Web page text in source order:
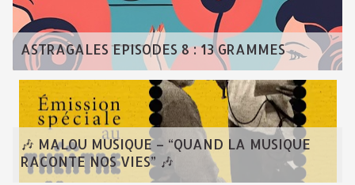
ASTRAGALES EPISODES 8 : 13 GRAMMES
🎶 MALOU MUSIQUE – “QUAND LA MUSIQUE
RACONTE NOS VIES” 🎶